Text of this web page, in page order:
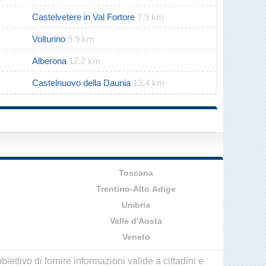
Castelvetere in Val Fortore 7.9 km
Volturino 9.9 km
Alberona 12.2 km
Castelnuovo della Daunia 13.4 km
Toscana
Trentino-Alto Adige
Umbria
Valle d'Aosta
Veneto
di fornire informazioni valide a cittadini e